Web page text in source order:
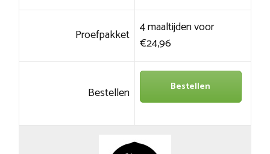
Proefpakket 4 maaltijden voor
€24,96
Bestellen Bestellen